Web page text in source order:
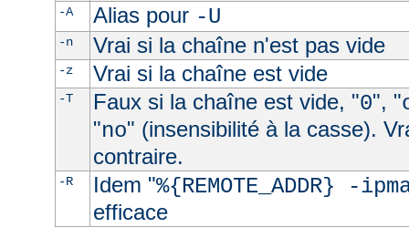
-A Alias pour -U
-n Vrai si la chaîne n'est pas vide
-z Vrai si la chaîne est vide
-T Faux si la chaîne est vide, "0", "
"no" (insensibilité à la casse).
contraire.
-R Idem "%{REMOTE_ADDR} -
efficace